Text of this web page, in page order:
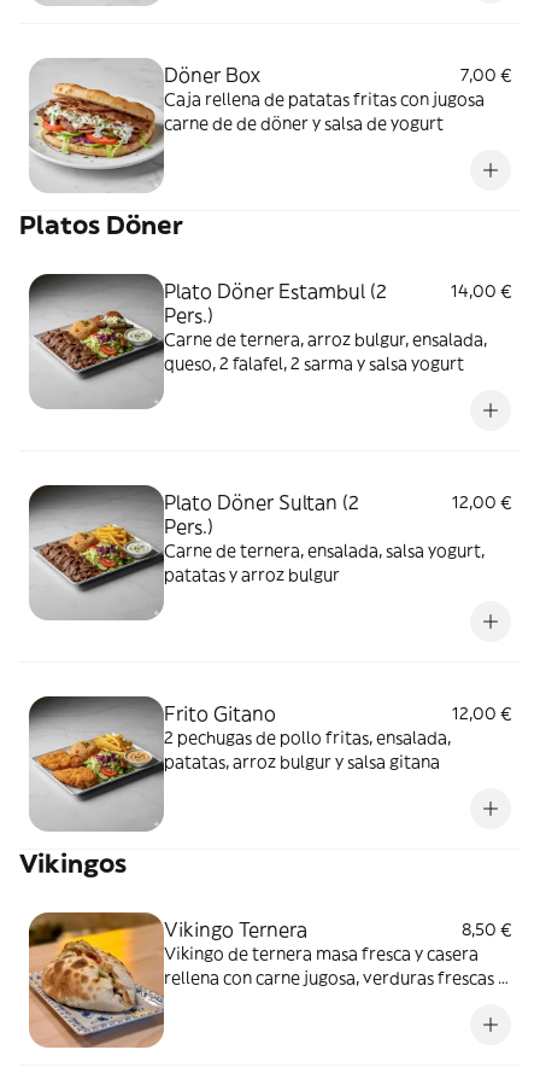
Döner Box
7,00 €
Caja rellena de patatas fritas con jugosa
carne de de döner y salsa de yogurt
Platos Döner
Plato Döner Estambul (2
Pers.)
14,00 €
Carne de ternera, arroz bulgur, ensalada,
queso, 2 falafel, 2 sarma y salsa yogurt
Plato Döner Sultan (2
Pers.)
12,00 €
Carne de ternera, ensalada, salsa yogurt,
patatas y arroz bulgur
Frito Gitano
12,00 €
2 pechugas de pollo fritas, ensalada,
patatas, arroz bulgur y salsa gitana
Vikingos
Vikingo Ternera
8,50 €
Vikingo de ternera masa fresca y casera
rellena con carne jugosa, verduras frescas ,
forma de empanada gigante e iria abierta